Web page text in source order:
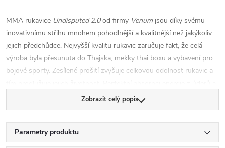
MMA rukavice Undisputed 2.0od firmy Venum jsou díky svému
inovativnímu střihu mnohem pohodlnější a kvalitnější než jakýkoliv
jejich předchůdce. Nejvyšší kvalitu rukavic zaručuje fakt, že celá
výroba byla přesunuta do Thajska, mekky thai boxu a vybavení pro
bojové sporty. Zesílené prošití zvyšuje celkovou odolnost rukavic a
ochranu vašich kloubů zajišťuje vrstvená vložka. Dlouhé zapínání
Vám poskytne dodatečnou oporu pro vaše zápěstí.
- Vysoce kvalitní Nappa kůže / semi-kůže
Zobrazit celý popis
Parametry produktu